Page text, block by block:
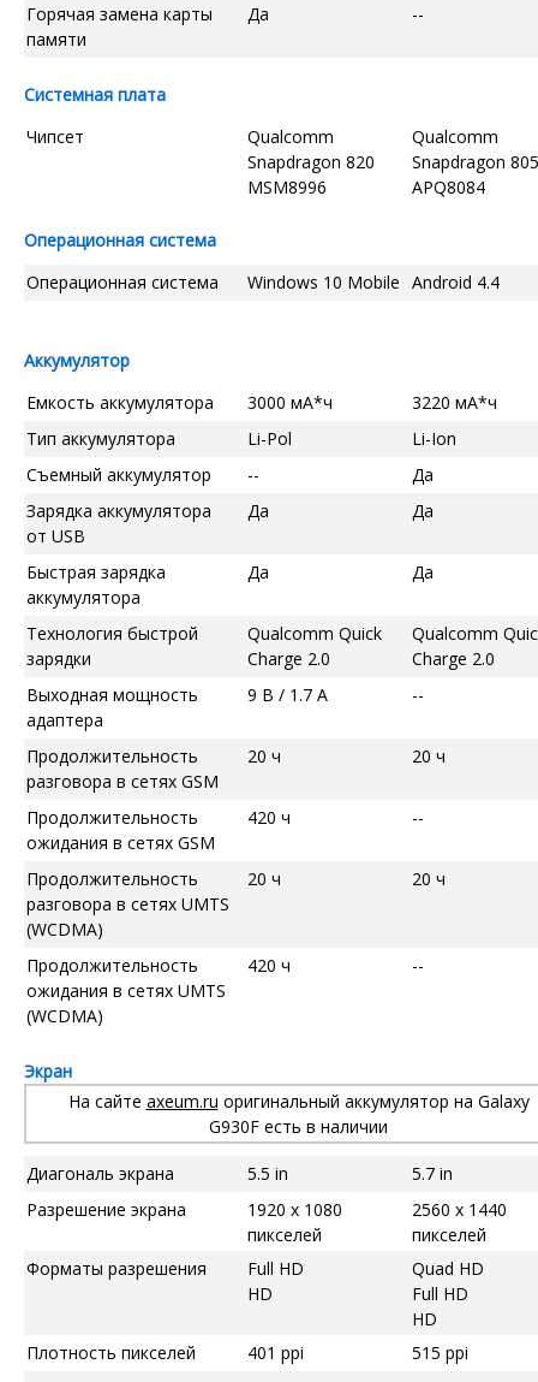
Горячая замена карты
памяти
Да --
Системная плата
Чипсет
Qualcomm
Snapdragon 820
MSM8996
Qualcomm
Snapdragon 805
APQ8084
Операционная система
Операционная система
Windows 10 Mobile Android 4.4
Аккумулятор
Емкость аккумулятора
3000 мА*ч
3220 мА*ч
Тип аккумулятора
Li-Pol
Li-Ion
Съемный аккумулятор
--
Да
Зарядка аккумулятора
от USB
Да Да
Быстрая зарядка
аккумулятора
Да Да
Технология быстрой
зарядки
Qualcomm Quick
Charge 2.0
Qualcomm
Charge 2.0
Выходная мощность
адаптера
9 В / 1.7 А --
Продолжительность
разговора в сетях GSM
20 ч 20 ч
Продолжительность
ожидания в сетях GSM
420 ч --
Продолжительность
разговора в сетях UMTS
(WCDMA)
20 ч 20 ч
Продолжительность
ожидания в сетях UMTS
(WCDMA)
420 ч --
Экран
На сайте axeum.ru оригинальный аккумулятор на Galaxy
G930F есть в наличии
Диагональ экрана 5.5 in
5.7 in
Разрешение экрана
1920 x 1080
пикселей
2560 x 1440
пикселей
Форматы разрешения
Full HD
HD
Quad HD
Full HD
HD
Плотность пикселей
401 ppi
515 ppi